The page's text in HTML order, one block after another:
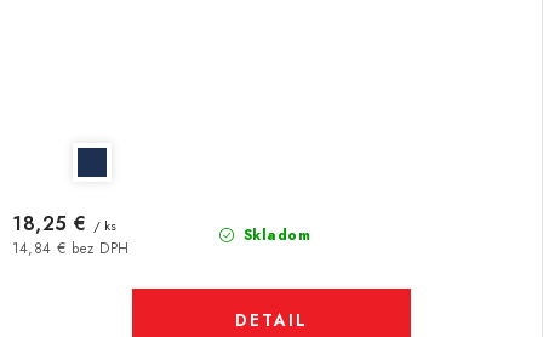
Skladom
14,84 € bez DPH
18,25 € / ks
DETAIL